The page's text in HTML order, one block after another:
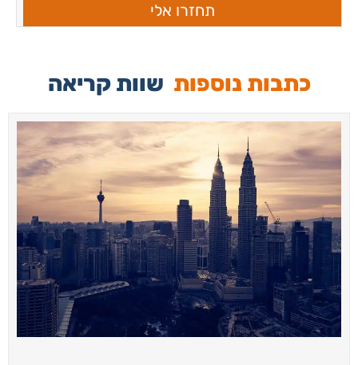
תחזרו אלי
כתבות נוספות שוות קריאה